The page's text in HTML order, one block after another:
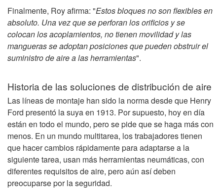
Finalmente, Roy afirma: "Estos bloques no son flexibles en
absoluto. Una vez que se perforan los orificios y se
colocan los acoplamientos, no tienen movilidad y las
mangueras se adoptan posiciones que pueden obstruir el
suministro de aire a las herramientas".
Historia de las soluciones de distribución de aire
Las líneas de montaje han sido la norma desde que Henry
Ford presentó la suya en 1913. Por supuesto, hoy en día
están en todo el mundo, pero se pide que se haga más con
menos. En un mundo multitarea, los trabajadores tienen
que hacer cambios rápidamente para adaptarse a la
siguiente tarea, usan más herramientas neumáticas, con
diferentes requisitos de aire, pero aún así deben
preocuparse por la seguridad.